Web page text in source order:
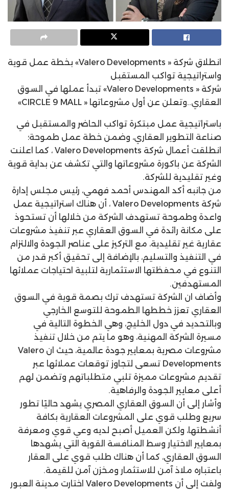
انطلاق شركة « Valero Developments» بخطة عمل قوية
واستراتيجية تواكب المستقبل
شركة « Valero Developments» تبدأ عملها في السوق
العقاري..وتعلن عن أول مشروعاتها « CIRCLE 9 MALL»
باستراتيجية عمل مبتكرة تواكب الحاضر والمستقبل في
صناعة التطوير العقاري، وضمن خطة عمل طموحة؛
انطلقت أعمال شركة Valero Developments ، كما اعلنت
الشركة عن باكورة مشروعاتها والتي تكشف عن بداية قوية
وغير تقليدية للشركة.
من جانبه أكد المهندس أحمد فهمي، رئيس مجلس إدارة
شركة Valero Developments ، أن هناك استراتيجية عمل
واعدة وطموحة تستهدف الشركة من خلالها أن تستحوذ
على مكانة رائدة في السوق العقاري عبر تنفيذ مشروعات
عقارية غير تقليدية، مع التركيز على عناصر الجودة والالتزام
في التنفيذ والتسليم، بالإضافة إلى تحقيق أكبر قدر من
التنوع في محفظتها الاستثمارية لتلبية احتياجات عملائها
المستهدفين.
وأضاف ان الشركة تستهدف ترك بصمة قوية في السوق
العقاري تعزز خططها الطموحة للتوسع الخارجي
وبالتحديد في دول الخليج، وهي الخطوة التالية في
مسيرة الشركة المهنية، وهو ما يتم من خلال تنفيذ
مشروعات مصرية بمعايير جودة عالمية، حيث ان Valero
Developments تسعى لتجاوز توقعات عملائها عبر
تقديم مشروعات مميزة تلبي متطلباتهم وتضمن لهم
أعلى معايير الجودة والرفاهية.
وأشار إلى أن السوق العقاري المصري يشهد حاليًا تطور
سريع وطلب قوي على المشروعات العقارية بكافة
أنشطتها، ولكن العميل أصبح لديه وعي قوي ومعرفة
بمعايير الاختيار وسط المنافسة القوية التي يشهدها
السوق العقاري، كما أن هناك طلب قوي على العقار
باعتباره ملاذ آمن للاستثمار ومخزن آمن للقيمة.
ولفت إلى أن Valero Developments اختارت مدينة العبور